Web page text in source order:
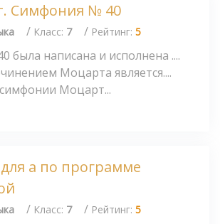
Симфония № 40
/ Класс: 7 / Рейтинг: 5
была написана и исполнена ....
Моцарта является....
Моцарт...
а по программе
/ Класс: 7 / Рейтинг: 5